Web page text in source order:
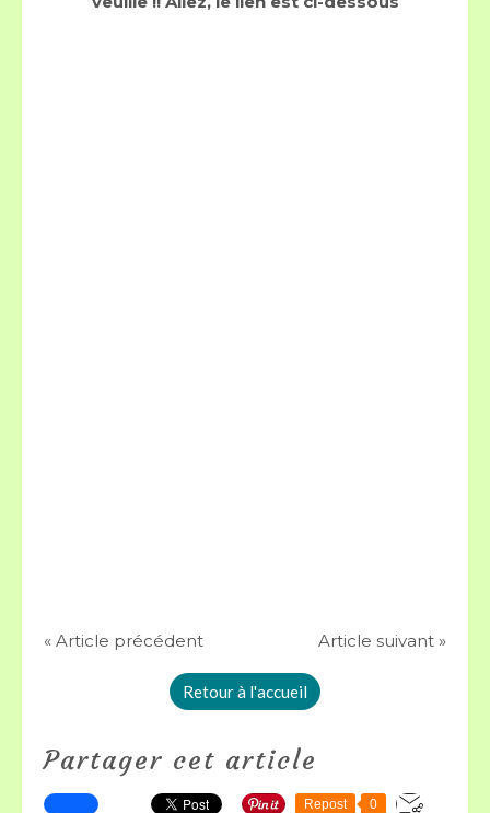
« Article précédent Article suivant »
Retour à l'accueil
Partager cet article
Repost 0